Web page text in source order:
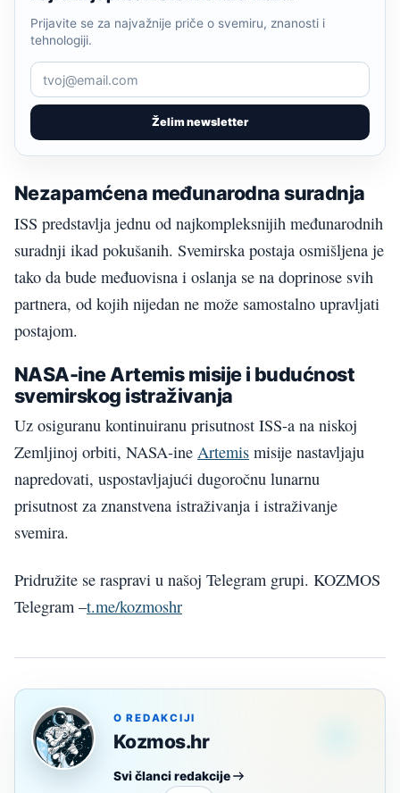
Želim newsletter
Prijavite se za najvažnije priče o svemiru, znanosti i
tehnologiji.
Nezapamćena međunarodna suradnja
ISS predstavlja jednu od najkompleksnijih međunarodnih
suradnji ikad pokušanih. Svemirska postaja osmišljena je
tako da bude međuovisna i oslanja se na doprinose svih
partnera, od kojih nijedan ne može samostalno upravljati
postajom.
NASA-ine Artemis misije i budućnost
svemirskog istraživanja
Uz osiguranu kontinuiranu prisutnost ISS-a na niskoj
Zemljinoj orbiti, NASA-ine Artemis misije nastavljaju
napredovati, uspostavljajući dugoročnu lunarnu
prisutnost za znanstvena istraživanja i istraživanje
svemira.
Pridružite se raspravi u našoj Telegram grupi. KOZMOS
Telegram –t.me/kozmoshr
O REDAKCIJI
Kozmos.hr
Svi članci redakcije